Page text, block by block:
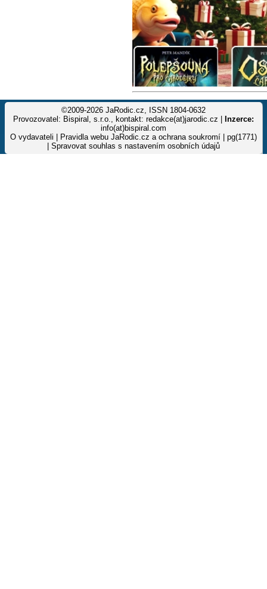
©2009-2026 JaRodic.cz, ISSN 1804-0632
Provozovatel: Bispiral, s.r.o., kontakt: redakce(at)jarodic.cz |
Inzerce:
info(at)bispiral.com
O vydavateli
Pravidla webu JaRodic.cz a ochrana soukromí | pg(1771)
Spravovat souhlas s nastavením osobních údajů